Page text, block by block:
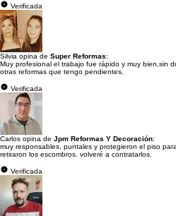
Verificada
Silvia opina de Super Reformas:
Muy profesional el trabajo fue rápido y muy bien,sin
otras reformas que tengo pendientes.
Verificada
Carlos opina de Jpm Reformas Y Decoración:
muy responsables, puntales y protegieron el piso
retiraron los escombros. volveré a contratarlos.
Verificada